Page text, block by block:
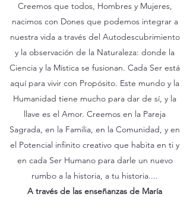
Creemos que todos, Hombres y Mujeres,
nacimos con Dones que podemos integrar a
nuestra vida a través del Autodescubrimiento
y la observación de la Naturaleza: donde la
Ciencia y la Mística se fusionan. Cada Ser está
aquí para vivir con Propósito. Este mundo y la
Humanidad tiene mucho para dar de sí, y la
llave es el Amor. Creemos en la Pareja
Sagrada, en la Familia, en la Comunidad, y en
el Potencial infinito creativo que habita en ti y
en cada Ser Humano para darle un nuevo
rumbo a la historia, a tu historia....
A través de las enseñanzas de María